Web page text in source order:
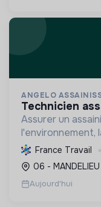
ANGELO
technicien
Assurer un
l'environnement,
des
nuisances et en
réglementaire.
France Travail
06 -
Aujourd'hui